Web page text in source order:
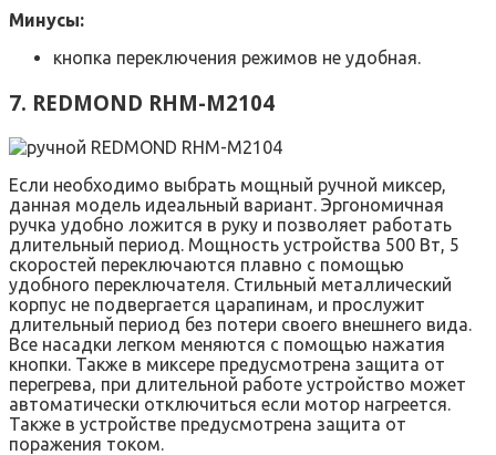
Минусы:
кнопка переключения режимов не удобная.
7. REDMOND RHM-M2104
Если необходимо выбрать мощный ручной миксер,
данная модель идеальный вариант. Эргономичная
ручка удобно ложится в руку и позволяет работать
длительный период. Мощность устройства 500 Вт, 5
скоростей переключаются плавно с помощью
удобного переключателя. Стильный металлический
корпус не подвергается царапинам, и прослужит
длительный период без потери своего внешнего вида.
Все насадки легком меняются с помощью нажатия
кнопки. Также в миксере предусмотрена защита от
перегрева, при длительной работе устройство может
автоматически отключиться если мотор нагреется.
Также в устройстве предусмотрена защита от
поражения током.